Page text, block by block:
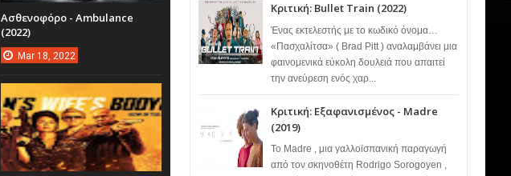
Κριτική: Bullet Train (2022)
Ένας εκτελεστής με το κωδικό όνομα…
«Πασχαλίτσα» ( Brad Pitt ) αναλαμβάνει μια
φαινομενικά εύκολη δουλειά που απαιτεί
την ανεύρεση ενός χαρ...
Κριτική: Εξαφανισμένος - Madre
(2019)
Το Madre , μια γαλλοϊσπανική παραγωγή
από τον σκηνοθέτη Rodrigo Sorogoyen ,
Ασθενοφόρο - Ambulance
(2022)
Mar 18, 2022